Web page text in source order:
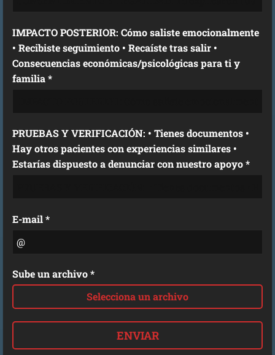
IMPACTO POSTERIOR: Cómo saliste emocionalmente
• Recibiste seguimiento • Recaíste tras salir •
Consecuencias económicas/psicológicas para ti y
familia *
PRUEBAS Y VERIFICACIÓN: • Tienes documentos •
Hay otros pacientes con experiencias similares •
Estarías dispuesto a denunciar con nuestro apoyo *
E-mail *
Sube un archivo *
Selecciona un archivo